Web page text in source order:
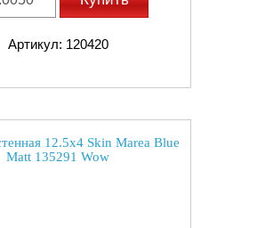
Артикул: 120420
12.5x4 Skin Marea Blue
Matt 135291 Wow